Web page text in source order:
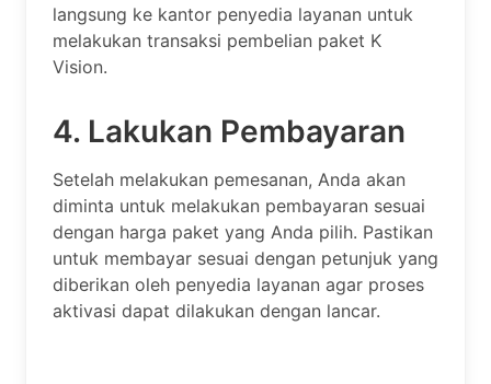
langsung ke kantor penyedia layanan untuk
melakukan transaksi pembelian paket K
Vision.
4. Lakukan Pembayaran
Setelah melakukan pemesanan, Anda akan
diminta untuk melakukan pembayaran sesuai
dengan harga paket yang Anda pilih. Pastikan
untuk membayar sesuai dengan petunjuk yang
diberikan oleh penyedia layanan agar proses
aktivasi dapat dilakukan dengan lancar.